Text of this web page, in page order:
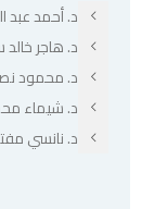
د. أحمد عبد
د. هاجر
د. محمود
د. شيماء
د. نانسي